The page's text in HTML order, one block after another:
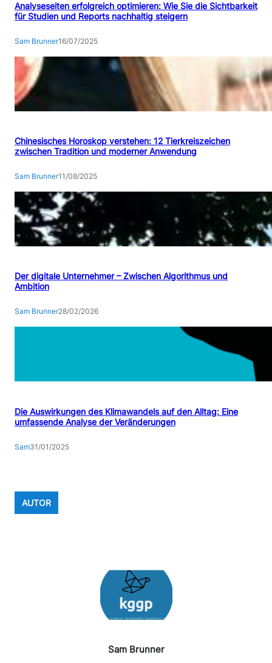
Analyseseiten erfolgreich optimieren: Wie Sie die Sichtbarkeit
für Studien und Reports nachhaltig steigern
Sam Brunner16/07/2025
Chinesisches Horoskop verstehen: 12 Tierkreiszeichen
zwischen Tradition und moderner Anwendung
Sam Brunner11/08/2025
Der digitale Unternehmer – Zwischen Algorithmus und
Ambition
Sam Brunner28/02/2026
Die Auswirkungen des Klimawandels auf den Alltag: Eine
umfassende Analyse der Veränderungen
Sam31/01/2025
AUTOR
Sam Brunner